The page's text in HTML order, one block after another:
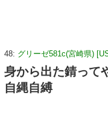
48: グリーゼ581c(宮崎県)
身から出た錆って
自縄自縛